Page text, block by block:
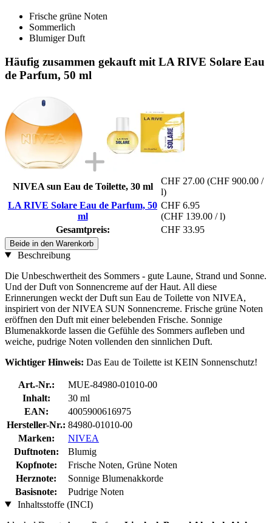
Frische grüne Noten
Sommerlich
Blumiger Duft
Häufig zusammen gekauft mit LA RIVE Solare Eau
de Parfum, 50 ml
NIVEA sun Eau de Toilette, 30 ml
CHF 27.00 (CHF 900.00 /
l)
LA RIVE Solare Eau de Parfum, 50
ml
CHF 6.95
(CHF 139.00 / l)
Gesamtpreis:
CHF 33.95
Beide in den Warenkorb
Beschreibung
Die Unbeschwertheit des Sommers - gute Laune, Strand und Sonne.
Und der Duft von Sonnencreme auf der Haut. All diese
Erinnerungen weckt der Duft sun Eau de Toilette von NIVEA,
inspiriert von der NIVEA SUN Sonnencreme. Frische grüne Noten
eröffnen den Duft mit einer belebenden Frische. Sonnige
Blumenakkorde lassen die Gefühle des Sommers aufleben und
weiche, pudrige Noten vollenden den sinnlichen Duft.
Wichtiger Hinweis: Das Eau de Toilette ist KEIN Sonnenschutz!
Art.-Nr.:
MUE-84980-01010-00
Inhalt:
30 ml
EAN:
4005900616975
Hersteller-Nr.: 84980-01010-00
Marken:
NIVEA
Duftnoten:
Blumig
Kopfnote:
Frische Noten, Grüne Noten
Herznote:
Sonnige Blumenakkorde
Basisnote:
Pudrige Noten
Inhaltsstoffe (INCI)